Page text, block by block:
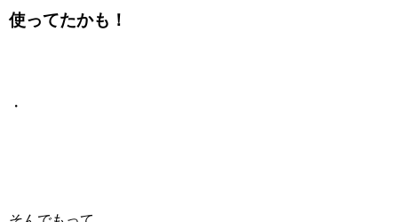
使ってたかも！
・